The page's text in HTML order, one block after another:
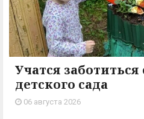
Учатся
детского сада
06 августа 2026